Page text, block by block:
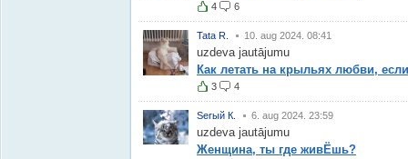
4 6
Tata R. 10. aug 2024. 08:41
uzdeva jautājumu
Как летать на крыльях любви,
3 4
Serый К. 6. aug 2024. 23:59
uzdeva jautājumu
Женщина, ты где живЁшь?